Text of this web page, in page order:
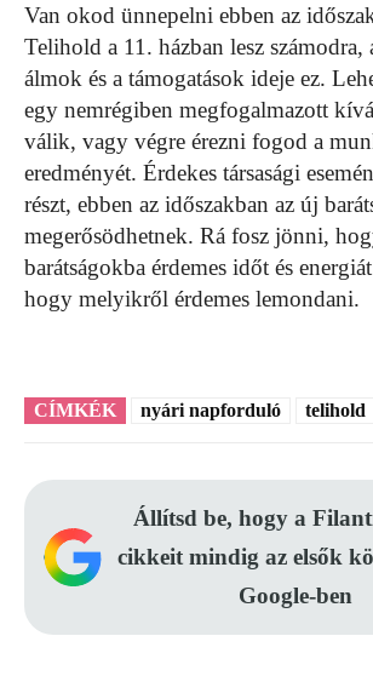
Van okod ünnepelni ebben az
Telihold a 11. házban lesz számodra,
álmok és a támogatások ideje ez.
egy nemrégiben megfogalmazott
válik, vagy végre érezni fogod a
eredményét. Érdekes társasági
részt, ebben az időszakban az új
megerősödhetnek. Rá fosz jönni,
barátságokba érdemes időt és
hogy melyikről érdemes lemondani.
CÍMKÉK nyári napforduló telihold
Állítsd be, hogy a
cikkeit mindig az elsők
Google-ben